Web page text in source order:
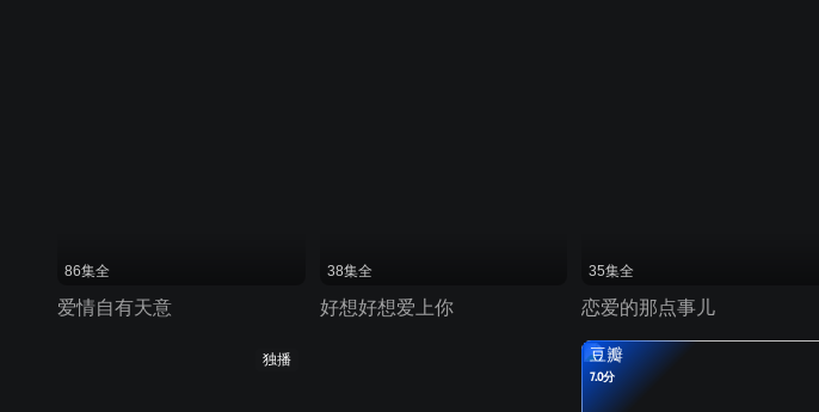
86集全
爱情自有天意
38集全
好想好想爱上你
35集全
恋爱的那点事儿
独播 豆瓣
7.0分